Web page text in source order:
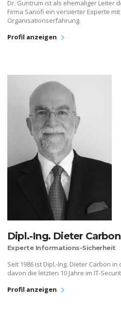
Dr. Guntrum ist als ehemaliger Leiter
Firma Sanofi ein versierter Experte
Organisationserfahrung.
Profil anzeigen
Dipl.-Ing. Dieter Carbon
Experte Informations-Sicherheit
Seit 1986 ist Dipl.-Ing. Dieter Carbon
davon die letzten 10 Jahre im IT-
Profil anzeigen